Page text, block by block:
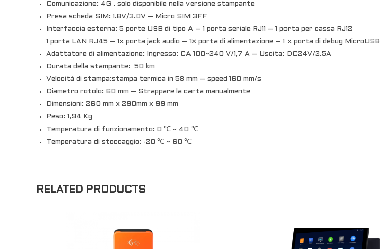
Comunicazione: 4G . solo disponibile nella versione stampante
Presa scheda SIM: 1.8V/3.0V – Micro SIM 3FF
Interfaccia esterna: 5 porte USB di tipo A – 1 porta seriale RJ11 – 1 porta per cassa RJ12
1 porta LAN RJ45 – 1× porta jack audio – 1× porta di alimentazione – 1 × porta di debug MicroUSB
Adattatore di alimentazione: Ingresso: CA 100~240 V/1,7 A – Uscita: DC24V/2.5A
Durata della stampante: 50 km
Velocità di stampa:stampa termica in ​58 mm – speed 160 mm/s
Diametro rotolo: 60 mm – Strappare la carta manualmente
Dimensioni: 260 mm x 290mm x 99 mm
Peso: 1,94 Kg
Temperatura di funzionamento: 0 ℃ ~ 40 ℃
Temperatura di stoccaggio: -20 ℃ ~ 60 ℃
RELATED PRODUCTS